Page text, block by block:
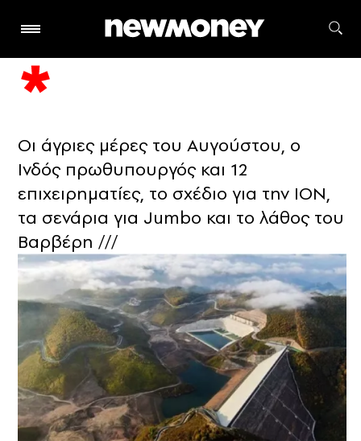
Οι άγριες μέρες του Αυγούστου, ο
Ινδός πρωθυπουργός και 12
επιχειρηματίες, το σχέδιο για την ΙON,
τα σενάρια για Jumbo και το λάθος του
Βαρβέρη ///